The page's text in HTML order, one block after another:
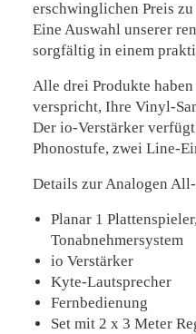
erschwinglichen Preis zu
Eine Auswahl unserer
sorgfältig in einem
Alle drei Produkte
verspricht, Ihre Vinyl-
Der io-Verstärker
Phonostufe, zwei Line-
Details zur Analogen
Planar 1
Tonabnehmersystem
io Verstärker
Kyte-Lautsprecher
Fernbedienung
Set mit 2 x 3 Meter